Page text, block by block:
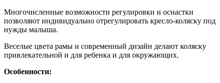
Многочисленные возможности регулировки и оснастки
позволяют индивидуально отрегулировать кресло-коляску под
нужды малыша.
Веселые цвета рамы и современный дизайн делают коляску
привлекательной и для ребенка и для окружающих.
Особенности: